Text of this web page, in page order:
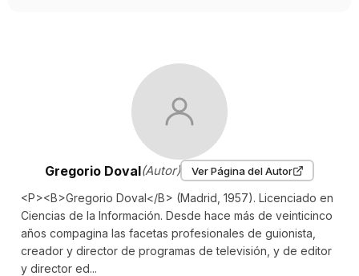
Gregorio Doval(Autor) Ver Página del Autor
<P><B>Gregorio Doval</B> (Madrid, 1957). Licenciado en
Ciencias de la Información. Desde hace más de veinticinco
años compagina las facetas profesionales de guionista,
creador y director de programas de televisión, y de editor
y director ed...